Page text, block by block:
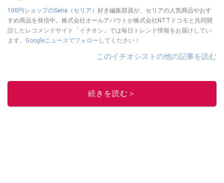
100円ショップのSeria（セリア） 好き編集部員が、セリアの人気商品やおす
すめ商品を発信中。株式会社オールアバウトが株式会社NTTドコモと共同開
設したレコメンドサイト「イチオシ」では毎日トレンド情報をお届けしてい
ます。 Googleニュースでフォロー してください！
このイチオシストの他の記事を読む
続きを読む＞